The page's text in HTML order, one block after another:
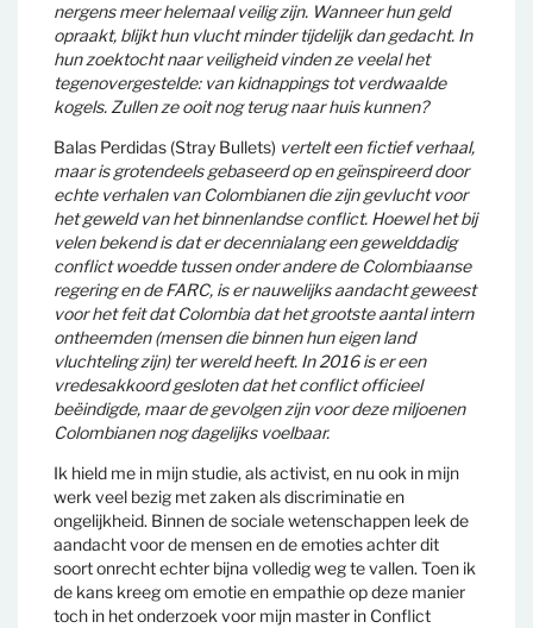
nergens meer helemaal veilig zijn. Wanneer hun geld
opraakt, blijkt hun vlucht minder tijdelijk dan gedacht. In
hun zoektocht naar veiligheid vinden ze veelal het
tegenovergestelde: van kidnappings tot verdwaalde
kogels. Zullen ze ooit nog terug naar huis kunnen?
Balas Perdidas (Stray Bullets) vertelt een fictief verhaal,
maar is grotendeels gebaseerd op en geïnspireerd door
echte verhalen van Colombianen die zijn gevlucht voor
het geweld van het binnenlandse conflict. Hoewel het bij
velen bekend is dat er decennialang een gewelddadig
conflict woedde tussen onder andere de Colombiaanse
regering en de FARC, is er nauwelijks aandacht geweest
voor het feit dat Colombia dat het grootste aantal intern
ontheemden (mensen die binnen hun eigen land
vluchteling zijn) ter wereld heeft. In 2016 is er een
vredesakkoord gesloten dat het conflict officieel
beëindigde, maar de gevolgen zijn voor deze miljoenen
Colombianen nog dagelijks voelbaar.
Ik hield me in mijn studie, als activist, en nu ook in mijn
werk veel bezig met zaken als discriminatie en
ongelijkheid. Binnen de sociale wetenschappen leek de
aandacht voor de mensen en de emoties achter dit
soort onrecht echter bijna volledig weg te vallen. Toen ik
de kans kreeg om emotie en empathie op deze manier
toch in het onderzoek voor mijn master in Conflict